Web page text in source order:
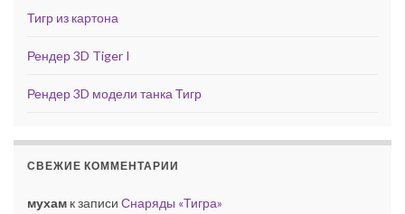
Тигр из картона
Рендер 3D Tiger I
Рендер 3D модели танка Тигр
СВЕЖИЕ КОММЕНТАРИИ
мухам к записи Снаряды «Тигра»